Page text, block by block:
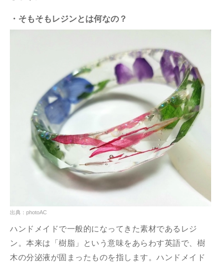
・そもそもレジンとは何なの？
出典：photoAC
ハンドメイドで一般的になってきた素材であるレジ
ン。本来は「樹脂」という意味をあらわす英語で、樹
木の分泌液が固まったものを指します。ハンドメイド